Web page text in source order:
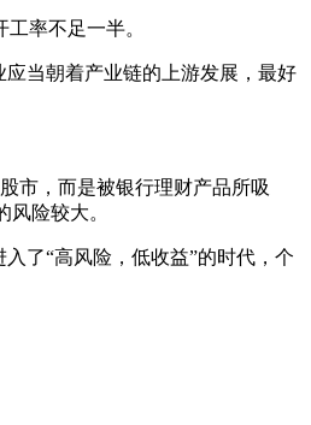
率不足一半。
当朝着产业链的上游发展，最好
市，而是被银行理财产品所吸
险较大。
了“高风险，低收益”的时代，个